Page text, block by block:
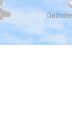
Doživite